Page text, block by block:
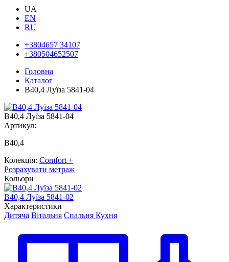
UA
EN
RU
+3804657 34107
+380504652507
Головна
Каталог
B40,4 Луїза 5841-04
B40,4 Луїза 5841-04
Артикул:
В40,4
Колекція: Comfort +
Розрахувати метраж
Кольори
B40,4 Луїза 5841-02
Характеристики
Дитяча Вітальня Спальня Кухня